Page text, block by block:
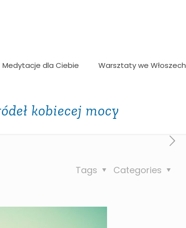
Medytacje dla Ciebie Warsztaty we Włoszech
kobiecej mocy
Categories
Tags